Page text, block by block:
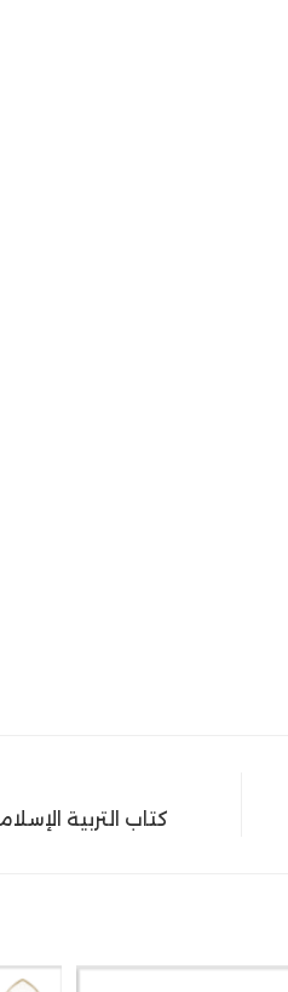
كتاب التربية